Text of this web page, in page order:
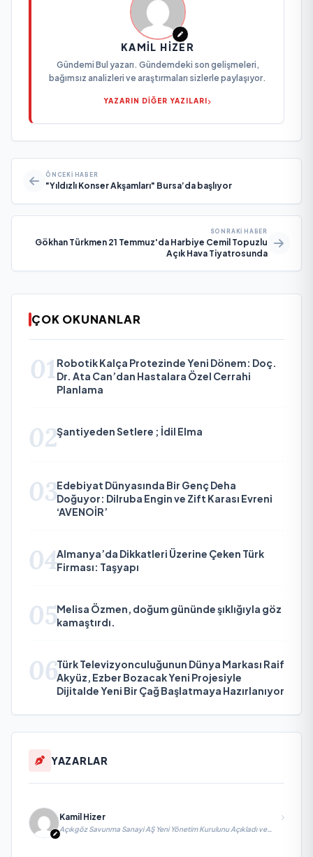
KAMIL HIZER
Gündemi Bul yazarı. Gündemdeki son gelişmeleri,
bağımsız analizleri ve araştırmaları sizlerle paylaşıyor.
YAZARIN DİĞER YAZILARI
ÖNCEKI HABER
"Yıldızlı Konser Akşamları" Bursa’da başlıyor
SONRAKI HABER
Gökhan Türkmen 21 Temmuz'da Harbiye Cemil Topuzlu
Açık Hava Tiyatrosunda
ÇOK OKUNANLAR
01 Robotik Kalça Protezinde Yeni Dönem: Doç.
Dr. Ata Can’dan Hastalara Özel Cerrahi
Planlama
02Şantiyeden Setlere ; İdil Elma
03Edebiyat Dünyasında Bir Genç Deha
Doğuyor: Dilruba Engin ve Zift Karası Evreni
‘AVENOİR’
04Almanya’da Dikkatleri Üzerine Çeken Türk
Firması: Taşyapı
05Melisa Özmen, doğum gününde şıklığıyla göz
kamaştırdı.
06Türk Televizyonculuğunun Dünya Markası Raif
Akyüz, Ezber Bozacak Yeni Projesiyle
Dijitalde Yeni Bir Çağ Başlatmaya Hazırlanıyor
YAZARLAR
Kamil Hizer
Açıkgöz Savunma Sanayi AŞ Yeni Yönetim Kurulunu Açıkladı ve